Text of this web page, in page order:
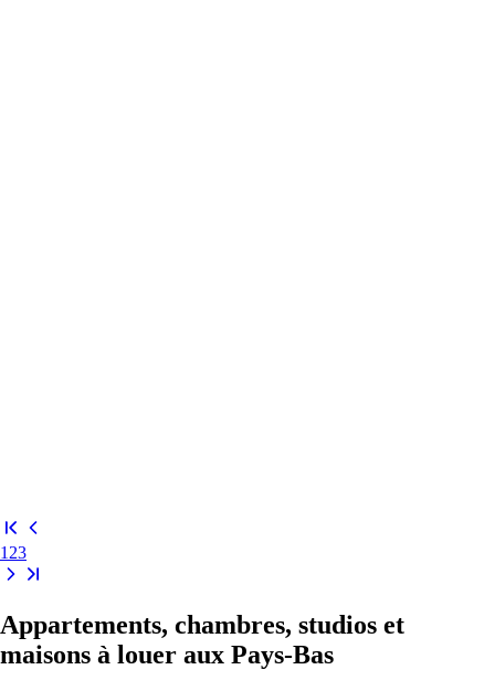
1 23
Appartements, chambres, studios et
maisons à louer aux Pays-Bas